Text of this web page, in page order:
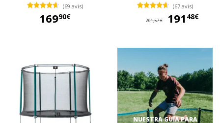
(69 avis)
16990€
(67 avis)
201,57 € 191 48€
NUESTRA GUÍA PARA